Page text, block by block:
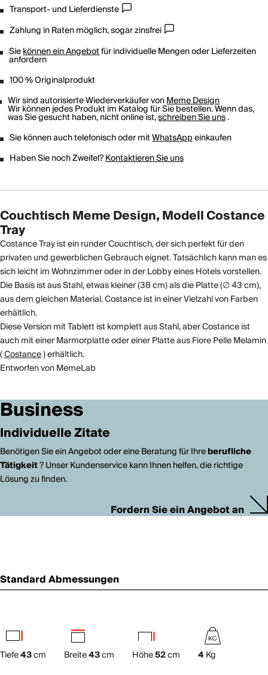
Transport- und Lieferdienste
Zahlung in Raten möglich, sogar zinsfrei
Siekönnen ein Angebotfür individuelle Mengen oder Lieferzeiten
anfordern
100 % Originalprodukt
Wir sind autorisierte Wiederverkäufer vonMeme Design
Wir können jedes Produkt im Katalog für Sie bestellen. Wenn das,
was Sie gesucht haben, nicht online ist,schreiben Sie uns.
Sie können auch telefonisch oder mitWhatsAppeinkaufen
Haben Sie noch Zweifel?Kontaktieren Sie uns
Couchtisch Meme Design, Modell Costance
Tray
Costance Tray ist ein runder Couchtisch, der sich perfekt für den
privaten und gewerblichen Gebrauch eignet. Tatsächlich kann man es
sich leicht im Wohnzimmer oder in der Lobby eines Hotels vorstellen.
Die Basis ist aus Stahl, etwas kleiner (38 cm) als die Platte (∅ 43 cm),
aus dem gleichen Material. Costance ist in einer Vielzahl von Farben
erhältlich.
Diese Version mit Tablett ist komplett aus Stahl, aber Costance ist
auch mit einer Marmorplatte oder einer Platte aus Fiore Pelle Melamin
(Costance) erhältlich.
Entworfen von MemeLab
Business
Individuelle Zitate
Benötigen Sie ein Angebot oder eine Beratung für Ihreberufliche
Tätigkeit? Unser Kundenservice kann Ihnen helfen, die richtige
Lösung zu finden.
Fordern Sie ein Angebot an
Standard Abmessungen
Tiefe43cm Breite43cm Höhe52cm 4 Kg